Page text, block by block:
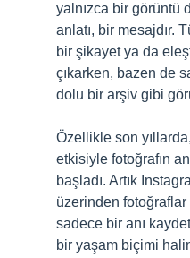
yalnızca bir görüntü
anlatı, bir mesajdır.
bir şikayet ya da
çıkarken, bazen de
dolu bir arşiv gibi
Özellikle son
etkisiyle fotoğrafın
başladı. Artık
üzerinden fotoğraflar
sadece bir anı
bir yaşam biçimi